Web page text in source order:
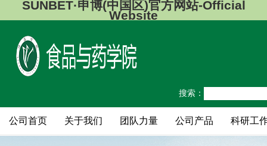
SUNBET·申博(中国区)官方网站-Official
Website
搜索：
公司首页 关于我们 团队力量 公司产品 科研工